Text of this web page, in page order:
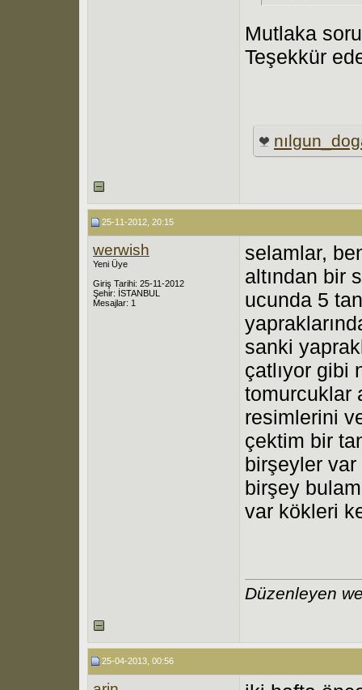
Mutlaka
Teşekkür
25-11-2012, 20:15
werwish
Yeni Üye
Giriş Tarihi: 25-11-2012
Şehir: İSTANBUL
Mesajlar: 1
selamlar,
altından bir
ucunda 5
sanki
çatlıyor gibi
tomurcuklar
resimlerini
çektim bir
birşeyler var
birşey
var kökleri
Düzenleyen
25-04-2013, 00:56